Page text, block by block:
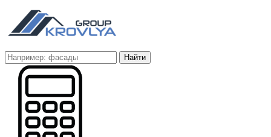
Найти